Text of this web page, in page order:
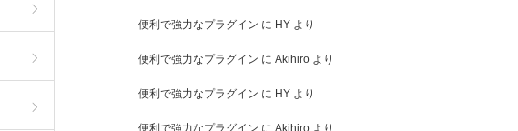
便利で強力なプラグイン に HY より
便利で強力なプラグイン に Akihiro より
便利で強力なプラグイン に HY より
便利で強力なプラグイン に Akihiro より